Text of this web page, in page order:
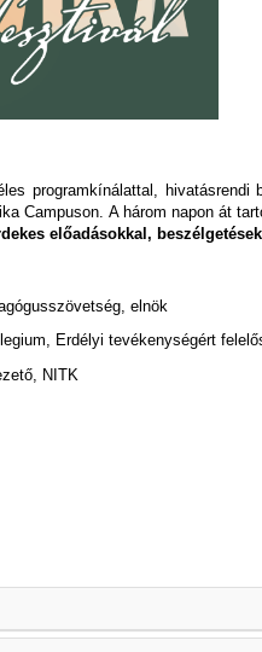
programkínálattal, hivatásrendi
Campuson. A három napon át
előadásokkal,
elnök
Erdélyi tevékenységért
NITK